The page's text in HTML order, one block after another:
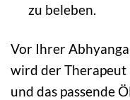
zu beleben.
Vor Ihrer
wird der Therapeut
und das passende